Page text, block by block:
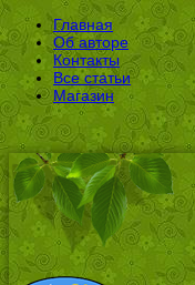
Главная
Об авторе
Контакты
Все статьи
Магазин